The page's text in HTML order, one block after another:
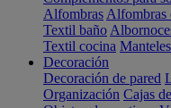
Alfombras Alfombras
Textil baño
Textil cocina Manteles
Decoración
Decoración de pared
Organización Cajas